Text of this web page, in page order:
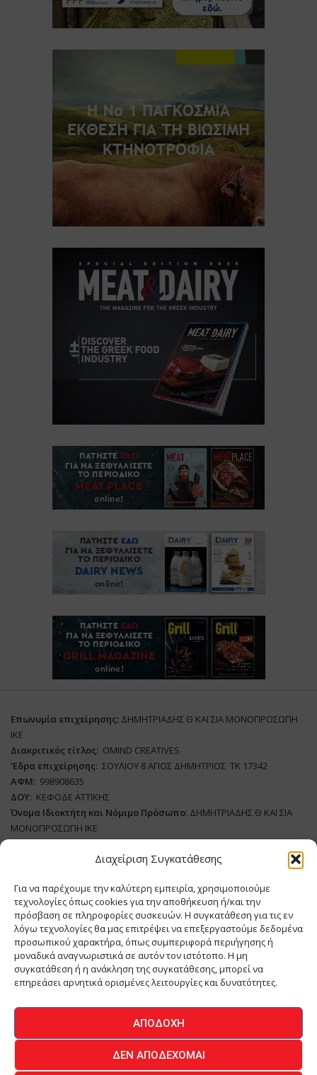
Διαχείριση Συγκατάθεσης
Για να παρέχουμε την καλύτερη εμπειρία, χρησιμοποιούμε
τεχνολογίες όπως cookies για την αποθήκευση ή/και την
πρόσβαση σε πληροφορίες συσκευών. Η συγκατάθεση για τις εν
λόγω τεχνολογίες θα μας επιτρέψει να επεξεργαστούμε δεδομένα
προσωπικού χαρακτήρα, όπως συμπεριφορά περιήγησης ή
μοναδικά αναγνωριστικά σε αυτόν τον ιστότοπο. Η μη
συγκατάθεση ή η ανάκληση της συγκατάθεσης, μπορεί να
επηρεάσει αρνητικά ορισμένες λειτουργίες και δυνατότητες.
ΑΠΟΔΟΧΉ
ΔΕΝ ΑΠΟΔΈΧΟΜΑΙ
Επωνυμία επιχείρησης: ΔΗΜΗΤΡΙΑΔΗΣ Θ ΚΑΙ ΣΙΑ ΜΟΝΟΠΡΟΣΩΠΗ
ΙΚΕ
Διακριτικός τίτλος: ΟΜΙΝD CREATIVES
‘Eδρα επιχείρησης: ΣΟΥΛΙΟΥ 8 ΑΓΙΟΣ ΔΗΜΗΤΡΙΟΣ ΤΚ 17342
ΑΦΜ: 998908635
ΔΟΥ: ΚΕΦΟΔΕ ΑΤΤΙΚΗΣ
Όνομα Ιδιοκτήτη και Νόμιμο Πρόσωπο: ΔΗΜΗΤΡΙΑΔΗΣ Θ ΚΑΙ ΣΙΑ
ΜΟΝΟΠΡΟΣΩΠΗ ΙΚΕ
Διευθυντής Σύνταξης:ΑΘΑΝΑΣΙΟΣ ΑΝΤΩΝΙΟΥ
ΔικαιούχοςDomain:ΔΗΜΗΤΡΙΑΔΗΣ Θ ΚΑΙ ΣΙΑ ΜΟΝΟΠΡΟΣΩΠΗ ΙΚΕ
Διευθυντής: ΕΥΘΥΜΙΑΤΟΥ ΜΑΡΙΑ
Διαχειριστής:
ΕΥΘΥΜΙΑΤΟΥ ΜΑΡΙΑ
Δήλωση Συμμόρφωσης
ΕΠΙΚΟΙΝΩΝΙΑ